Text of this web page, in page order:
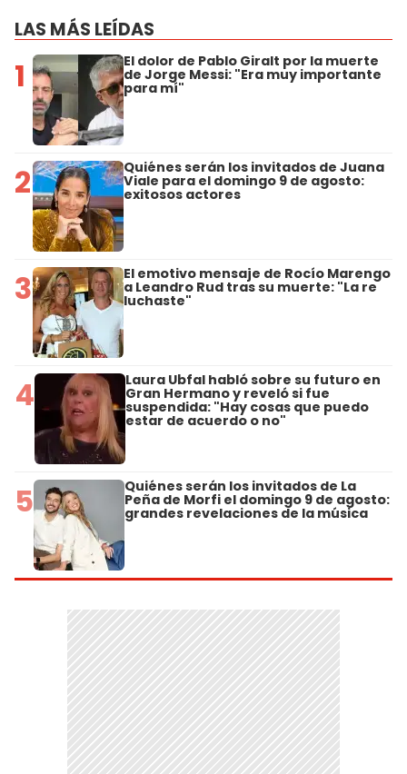
LAS MÁS LEÍDAS
1 El dolor de Pablo Giralt por la muerte
de Jorge Messi: "Era muy importante
para mí"
2 Quiénes serán los invitados de Juana
Viale para el domingo 9 de agosto:
exitosos actores
3 El emotivo mensaje de Rocío Marengo
a Leandro Rud tras su muerte: "La re
luchaste"
4 Laura Ubfal habló sobre su futuro en
Gran Hermano y reveló si fue
suspendida: "Hay cosas que puedo
estar de acuerdo o no"
5 Quiénes serán los invitados de La
Peña de Morfi el domingo 9 de agosto:
grandes revelaciones de la música